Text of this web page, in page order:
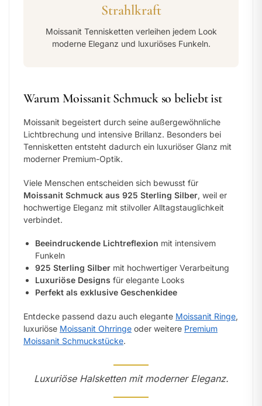
Strahlkraft
Moissanit Tennisketten verleihen jedem Look
moderne Eleganz und luxuriöses Funkeln.
Warum Moissanit Schmuck so beliebt ist
Moissanit begeistert durch seine außergewöhnliche
Lichtbrechung und intensive Brillanz. Besonders bei
Tennisketten entsteht dadurch ein luxuriöser Glanz mit
moderner Premium-Optik.
Viele Menschen entscheiden sich bewusst für
Moissanit Schmuck aus 925 Sterling Silber, weil er
hochwertige Eleganz mit stilvoller Alltagstauglichkeit
verbindet.
Beeindruckende Lichtreflexion mit intensivem
Funkeln
925 Sterling Silber mit hochwertiger Verarbeitung
Luxuriöse Designs für elegante Looks
Perfekt als exklusive Geschenkidee
Entdecke passend dazu auch elegante Moissanit Ringe,
luxuriöse Moissanit Ohrringe oder weitere Premium
Moissanit Schmuckstücke.
Luxuriöse Halsketten mit moderner Eleganz.